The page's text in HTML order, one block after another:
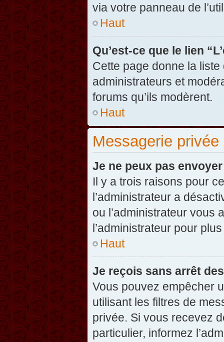
via votre panneau de
Haut
Qu’est-ce que le lien
Cette page donne la
administrateurs et
forums qu’ils modèrent.
Haut
Messagerie privée
Je ne peux pas
Il y a trois raisons pour
l’administrateur a
ou l’administrateur vous
l’administrateur pour
Haut
Je reçois sans arrêt
Vous pouvez empêcher
utilisant les filtres de
privée. Si vous recevez
particulier, informez